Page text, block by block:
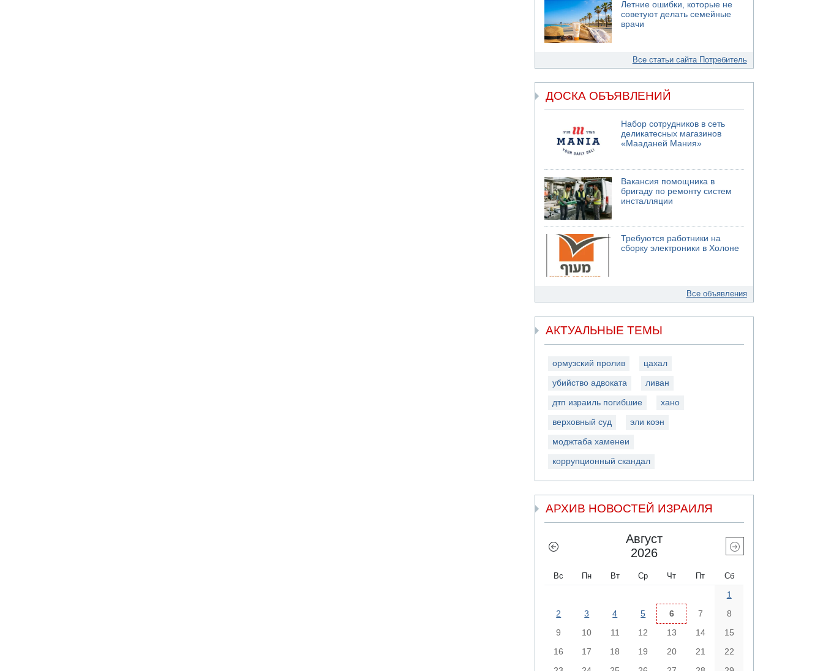
Летние ошибки, которые не
советуют делать семейные
врачи
Все статьи сайта Потребитель
ДОСКА ОБЪЯВЛЕНИЙ
Набор сотрудников в сеть
деликатесных магазинов
«Мааданей Мания»
Вакансия помощника в
бригаду по ремонту систем
инсталляции
Требуются работники на
сборку электроники в Холоне
Все объявления
АКТУАЛЬНЫЕ ТЕМЫ
ормузский пролив цахал
убийство адвоката ливан
дтп израиль погибшие хано
верховный суд эли коэн
моджтаба хаменеи
коррупционный скандал
АРХИВ НОВОСТЕЙ ИЗРАИЛЯ
Август
2026
Вс Пн Вт Ср Чт Пт Сб
1
2
3 4 5 6 7
8
9
10 11 12 13 14
15
16
17 18 19 20 21
22